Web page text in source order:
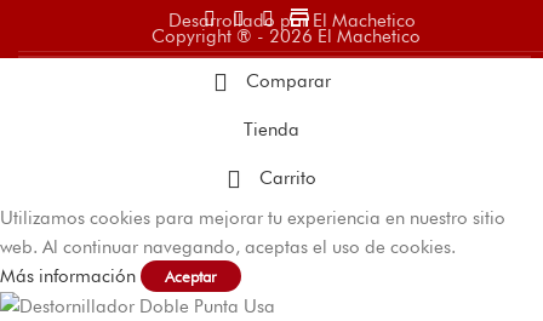
store
Desarrollado por El Machetico
Copyright ® - 2026 El Machetico
Comparar
Tienda
Carrito
Utilizamos cookies para mejorar tu experiencia en nuestro sitio
web. Al continuar navegando, aceptas el uso de cookies.
Más información
Aceptar